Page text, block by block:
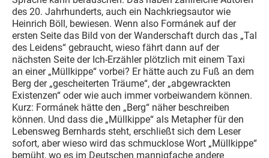
des 20. Jahrhunderts, auch ein Nachkriegsautor wie
Heinrich Böll, bewiesen. Wenn also Formánek auf der
ersten Seite das Bild von der Wanderschaft durch das „Tal
des Leidens“ gebraucht, wieso fährt dann auf der
nächsten Seite der Ich-Erzähler plötzlich mit einem Taxi
an einer „Müllkippe“ vorbei? Er hätte auch zu Fuß an dem
Berg der „gescheiterten Träume“, der „abgewrackten
Existenzen“ oder wie auch immer vorbeiwandern können.
Kurz: Formánek hätte den „Berg“ näher beschreiben
können. Und dass die „Müllkippe“ als Metapher für den
Lebensweg Bernhards steht, erschließt sich dem Leser
sofort, aber wieso wird das schmucklose Wort „Müllkippe“
bemüht, wo es im Deutschen mannigfache andere